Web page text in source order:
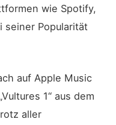
wie Spotify,
seiner Popularität
auf Apple Music
1“ aus dem
aller